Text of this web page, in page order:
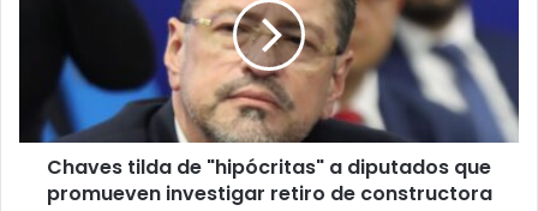
diputados
promueven
investigar
retiroChaves tilda de "hipócritas" a diputados que
promueven investigar retiro de constructora